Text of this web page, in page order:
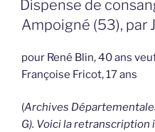
Dispense de
Ampoigné (53), par
pour René Blin, 40 ans
Françoise Fricot, 17 ans
(Archives
G). Voici la retranscription